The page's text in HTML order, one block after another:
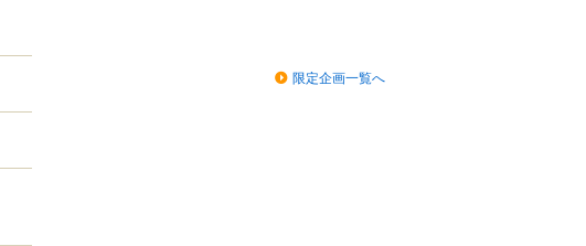
限定企画一覧へ